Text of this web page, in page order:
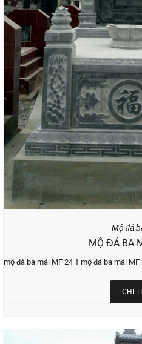
Mộ đá
MỘ ĐÁ BA
mộ đá ba mái MF 24 1 mộ đá ba mái MF
CHI